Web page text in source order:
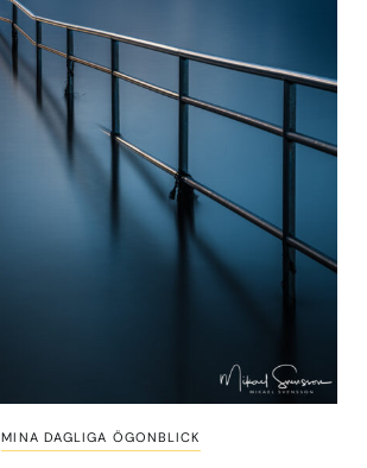
MINA DAGLIGA ÖGONBLICK